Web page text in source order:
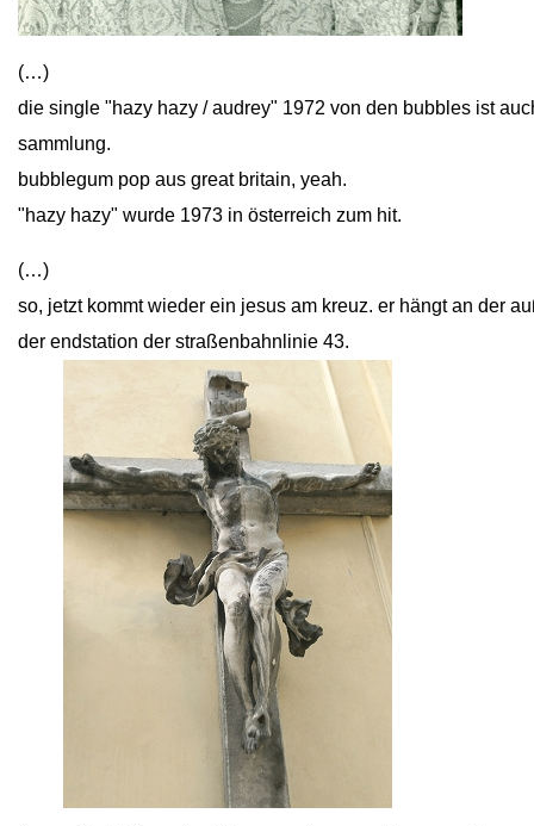
(…)
die single "hazy hazy / audrey" 1972 von den bubbles ist
sammlung.
bubblegum pop aus great britain, yeah.
"hazy hazy" wurde 1973 in österreich zum hit.
(…)
so, jetzt kommt wieder ein jesus am kreuz. er hängt an der
der endstation der straßenbahnlinie 43.